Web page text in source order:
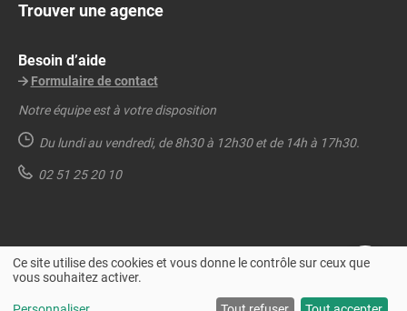
Trouver une agence
Besoin d’aide
Formulaire de contact
Notre équipe est à votre disposition
Du lundi au vendredi, de 8h30 à 12h30 et de 14h à 17h30.
02 51 25 20 10
Ce site utilise des cookies et vous donne le contrôle sur ceux que
vous souhaitez activer.